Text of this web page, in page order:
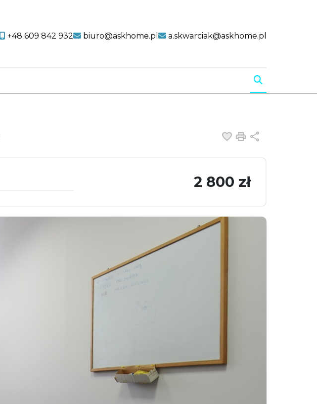
+48 609 842 932 biuro@askhome.pl a.skwarciak@askhome.pl
Dodaj do
Drukuj
2 800 zł